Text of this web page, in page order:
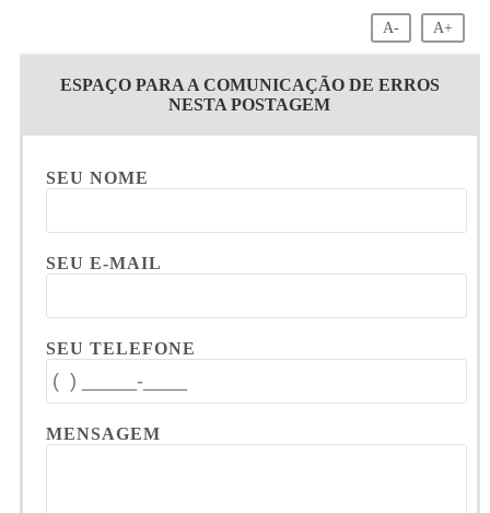
A- A+
ESPAÇO PARA A COMUNICAÇÃO DE ERROS
NESTA POSTAGEM
SEU NOME
SEU E-MAIL
SEU TELEFONE
MENSAGEM